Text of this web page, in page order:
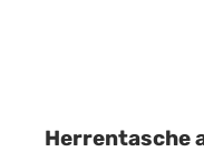
Herrentasche